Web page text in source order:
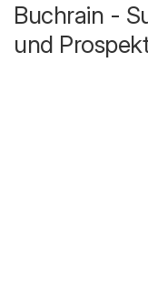
Buchrain -
und